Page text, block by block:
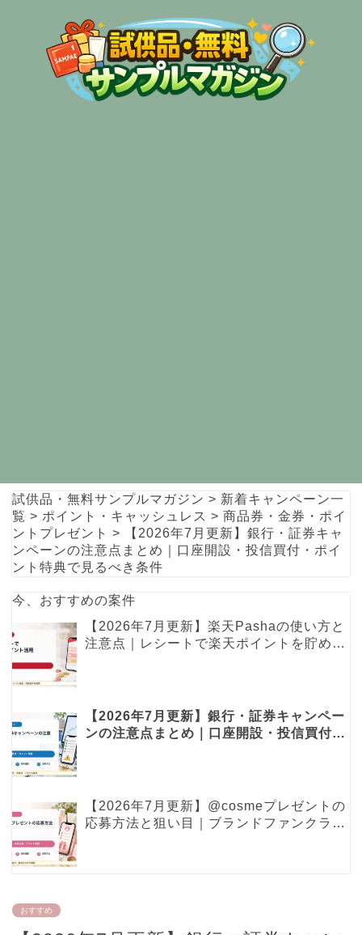
試供品・無料サンプルマガジン > 新着キャンペーン一
覧 > ポイント・キャッシュレス > 商品券・金券・ポイ
ントプレゼント >
【2026年7月更新】銀行・証券キャ
ンペーンの注意点まとめ｜口座開設・投信買付・ポイ
ント特典で見るべき条件
今、おすすめの案件
【2026年7月更新】楽天Pashaの使い方と
注意点｜レシートで楽天ポイントを貯める
【2026年7月更新】銀行・証券キャンペー
ンの注意点まとめ｜口座開設・投信買付・
【2026年7月更新】@cosmeプレゼントの
応募方法と狙い目｜ブランドファンクラ
おすすめ